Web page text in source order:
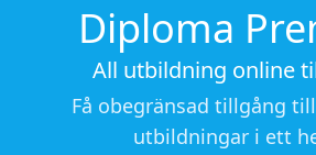
Diploma
All utbildning online
Få obegränsad tillgång
utbildningar i ett